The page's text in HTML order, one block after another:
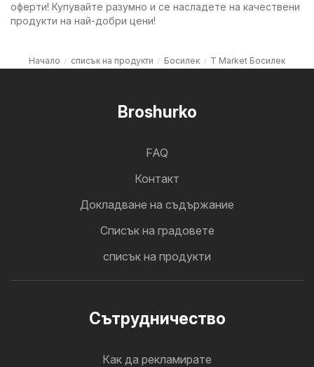
оферти! Купувайте разумно и се насладете на качествени
продукти на най-добри цени!
Начало списък на продукти Босилек T Market Босилек
Broshurko
FAQ
Контакт
Докладване на съдържание
Cписък на градовете
списък на продукти
Cътрудничество
Как да рекламирате